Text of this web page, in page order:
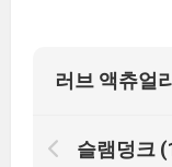
러브 액츄얼
슬램덩크